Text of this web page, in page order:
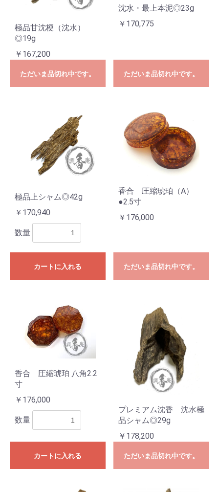
極品甘沈梗（沈水）
◎19g
￥167,200
ただいま品切れ中です。
沈水・最上本泥◎23g
￥170,775
ただいま品切れ中です。
極品上シャム◎42g
￥170,940
数量
カートに入れる
香合 圧縮琥珀（A）
●2.5寸
￥176,000
ただいま品切れ中です。
香合 圧縮琥珀 八角2.2
寸
￥176,000
数量
カートに入れる
プレミアム沈香 沈水極
品シャム◎29g
￥178,200
ただいま品切れ中です。